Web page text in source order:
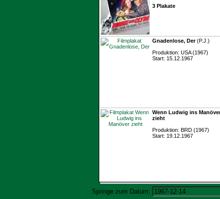
3 Plakate
Gnadenlose, Der(P.J.)
Produktion: USA (1967)
Start: 15.12.1967
Wenn Ludwig ins
zieht
Produktion: BRD (1967)
Start: 19.12.1967
Springe zum Datum: